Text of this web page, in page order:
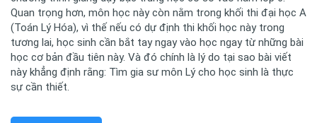
Quan trọng hơn, môn học này còn nằm trong khối thi đại học A
(Toán Lý Hóa), vì thế nếu có dự định thi khối học này trong
tương lai, học sinh cần bắt tay ngay vào học ngay từ những bài
học cơ bản đầu tiên này. Và đó chính là lý do tại sao bài viết
này khẳng định rằng: Tìm gia sư môn Lý cho học sinh là thực
sự cần thiết.